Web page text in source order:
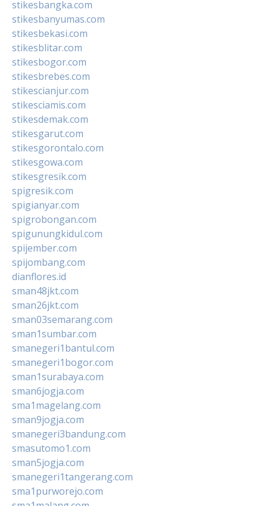
stikesbangka.com
stikesbanyumas.com
stikesbekasi.com
stikesblitar.com
stikesbogor.com
stikesbrebes.com
stikescianjur.com
stikesciamis.com
stikesdemak.com
stikesgarut.com
stikesgorontalo.com
stikesgowa.com
stikesgresik.com
spigresik.com
spigianyar.com
spigrobongan.com
spigunungkidul.com
spijember.com
spijombang.com
dianflores.id
sman48jkt.com
sman26jkt.com
sman03semarang.com
sman1sumbar.com
smanegeri1bantul.com
smanegeri1bogor.com
sman1surabaya.com
sman6jogja.com
sma1magelang.com
sman9jogja.com
smanegeri3bandung.com
smasutomo1.com
sman5jogja.com
smanegeri1tangerang.com
sma1purworejo.com